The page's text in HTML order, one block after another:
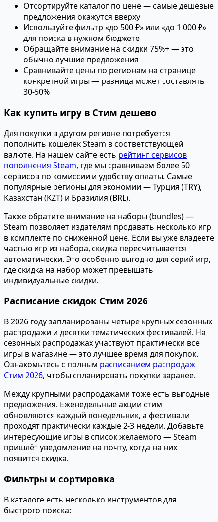
Отсортируйте каталог по цене — самые дешёвые
предложения окажутся вверху
Используйте фильтр «до 500 ₽» или «до 1 000 ₽»
для поиска в нужном бюджете
Обращайте внимание на скидки 75%+ — это
обычно лучшие предложения
Сравнивайте цены по регионам на странице
конкретной игры — разница может составлять
30-50%
Как купить игру в Стим дешево
Для покупки в другом регионе потребуется
пополнить кошелёк Steam в соответствующей
валюте. На нашем сайте есть рейтинг сервисов
пополнения Steam, где мы сравниваем более 50
сервисов по комиссии и удобству оплаты. Самые
популярные регионы для экономии — Турция (TRY),
Казахстан (KZT) и Бразилия (BRL).
Также обратите внимание на наборы (bundles) —
Steam позволяет издателям продавать несколько игр
в комплекте по сниженной цене. Если вы уже владеете
частью игр из набора, скидка пересчитывается
автоматически. Это особенно выгодно для серий игр,
где скидка на набор может превышать
индивидуальные скидки.
Расписание скидок Стим 2026
В 2026 году запланированы четыре крупных сезонных
распродажи и десятки тематических фестивалей. На
сезонных распродажах участвуют практически все
игры в магазине — это лучшее время для покупок.
Ознакомьтесь с полным расписанием распродаж
Стим 2026, чтобы спланировать покупки заранее.
Между крупными распродажами тоже есть выгодные
предложения. Еженедельные акции стим
обновляются каждый понедельник, а фестивали
проходят практически каждые 2-3 недели. Добавьте
интересующие игры в список желаемого — Steam
пришлёт уведомление на почту, когда на них
появится скидка.
Фильтры и сортировка
В каталоге есть несколько инструментов для
быстрого поиска: